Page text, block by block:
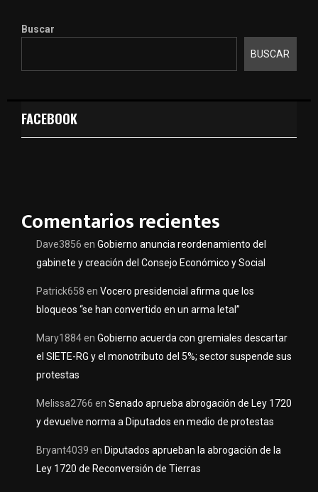
Buscar
BUSCAR
FACEBOOK
Comentarios recientes
Dave3856 en Gobierno anuncia reordenamiento del
gabinete y creación del Consejo Económico y Social
Patrick658 en Vocero presidencial afirma que los
bloqueos “se han convertido en un arma letal”
Mary1884en Gobierno acuerda con gremiales descartar
el SIETE-RG y el monotributo del 5%; sector suspende sus
protestas
Melissa2766 en Senado aprueba abrogación de Ley 1720
y devuelve norma a Diputados en medio de protestas
Bryant4039 en Diputados aprueban la abrogación de la
Ley 1720 de Reconversión de Tierras